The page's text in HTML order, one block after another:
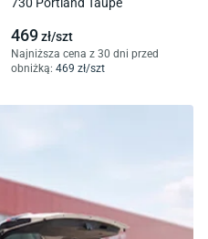
469zł/szt
Najniższa cena z 30 dni przed
obniżką: 469 zł/szt